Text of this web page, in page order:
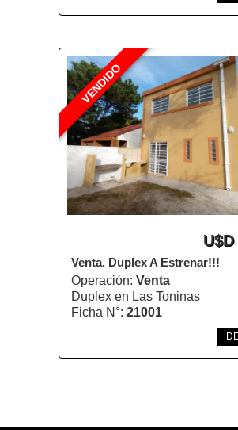
VENDIDO
Venta. Duplex A Estrenar!!!
Operación: Venta
Duplex en Las Toninas
Ficha N°: 21001